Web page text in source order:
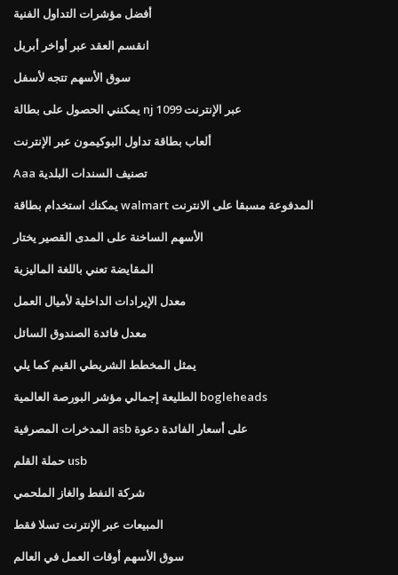
أفضل مؤشرات التداول الفنية
انقسم العقد عبر أواخر أبريل
سوق الأسهم تتجه لأسفل
يمكنني الحصول على بطالة nj 1099 عبر الإنترنت
ألعاب بطاقة تداول البوكيمون عبر الإنترنت
Aaa تصنيف السندات البلدية
يمكنك استخدام بطاقة walmart المدفوعة مسبقا على الانترنت
الأسهم الساخنة على المدى القصير يختار
المقايضة تعني باللغة الماليزية
معدل الإيرادات الداخلية لأميال العمل
معدل فائدة الصندوق السائل
يمثل المخطط الشريطي القيم كما يلي
الطليعة إجمالي مؤشر البورصة العالمية bogleheads
المدخرات المصرفية asb على أسعار الفائدة دعوة
حملة القلم usb
شركة النفط والغاز الملحمي
المبيعات عبر الإنترنت تسلا فقط
سوق الأسهم أوقات العمل في العالم